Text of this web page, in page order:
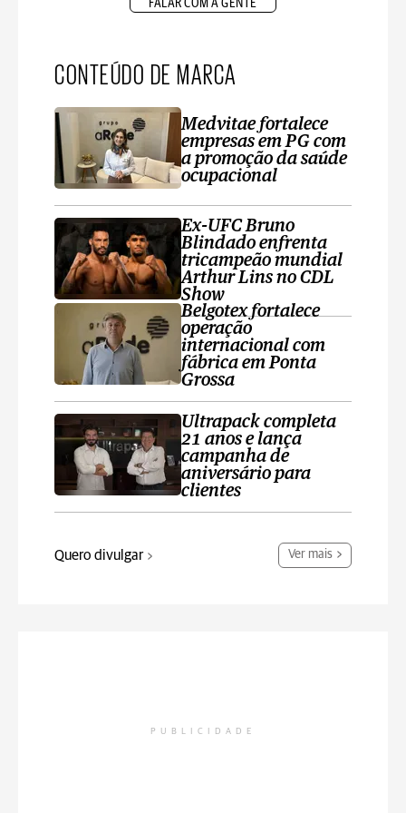
FALAR COM A GENTE
CONTEÚDO DE MARCA
Medvitae fortalece
empresas em PG com
a promoção da saúde
ocupacional
Ex-UFC Bruno
Blindado enfrenta
tricampeão mundial
Arthur Lins no CDL
Show
Belgotex fortalece
operação
internacional com
fábrica em Ponta
Grossa
Ultrapack completa
21 anos e lança
campanha de
aniversário para
clientes
Quero divulgar Ver mais
PUBLICIDADE